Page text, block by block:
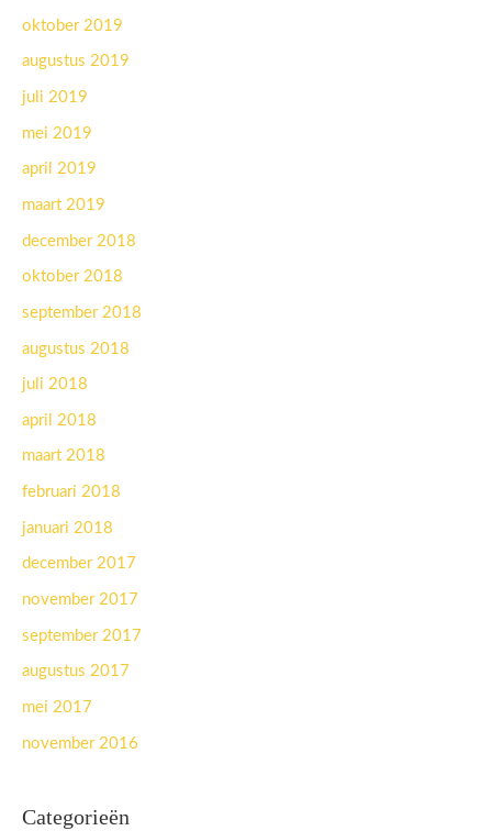
oktober 2019
augustus 2019
juli 2019
mei 2019
april 2019
maart 2019
december 2018
oktober 2018
september 2018
augustus 2018
juli 2018
april 2018
maart 2018
februari 2018
januari 2018
december 2017
november 2017
september 2017
augustus 2017
mei 2017
november 2016
Categorieën